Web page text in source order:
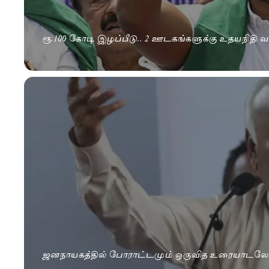
ரூ.100 கோடி இழப்பீடு.. 2 ஊடகங்களுக்கு
ஜனநாயகத்தில் போராட்டமும் ஒருவித